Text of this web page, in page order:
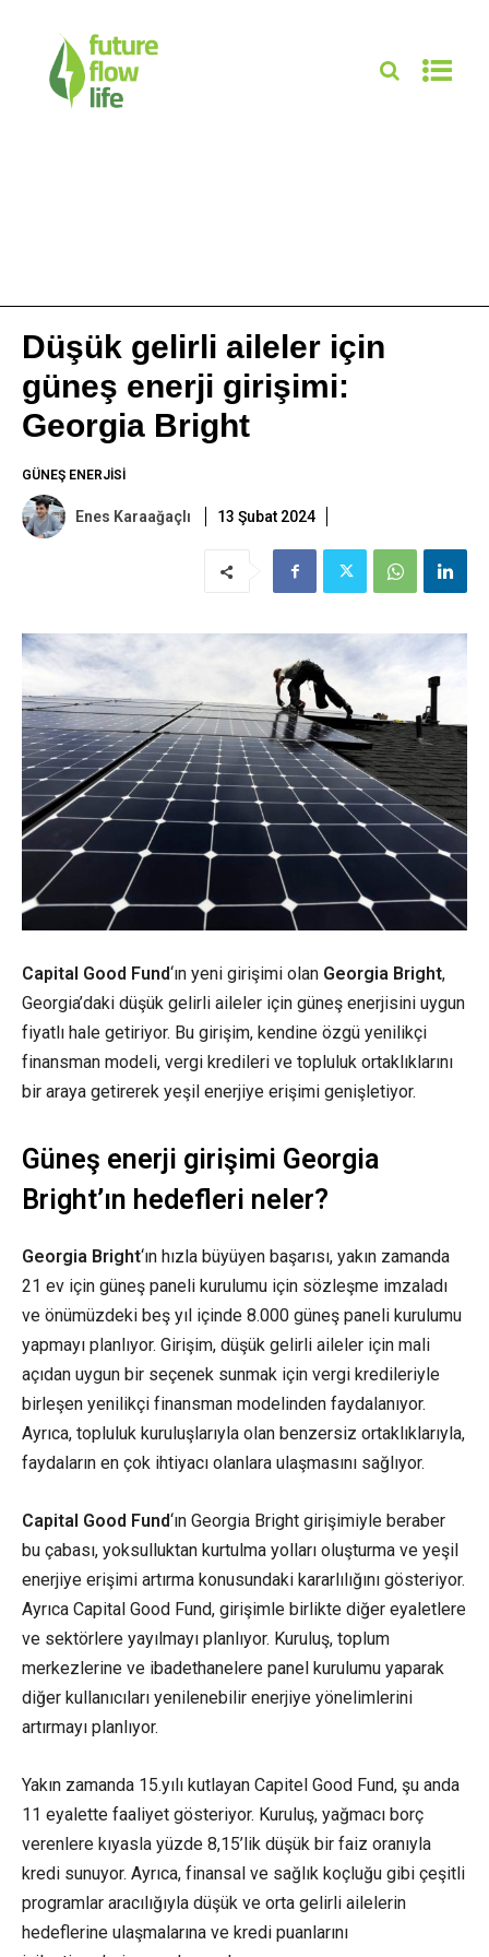
Düşük gelirli aileler için
güneş enerji girişimi:
Georgia Bright
GÜNEŞ ENERJISI
Enes Karaağaçlı 13 Şubat 2024
Capital Good Fund‘ın yeni girişimi olan Georgia Bright,
Georgia’daki düşük gelirli aileler için güneş enerjisini uygun
fiyatlı hale getiriyor. Bu girişim, kendine özgü yenilikçi
finansman modeli, vergi kredileri ve topluluk ortaklıklarını
bir araya getirerek yeşil enerjiye erişimi genişletiyor.
Güneş enerji girişimi Georgia
Bright’ın hedefleri neler?
Georgia Bright‘ın hızla büyüyen başarısı, yakın zamanda
21 ev için güneş paneli kurulumu için sözleşme imzaladı
ve önümüzdeki beş yıl içinde 8.000 güneş paneli kurulumu
yapmayı planlıyor. Girişim, düşük gelirli aileler için mali
açıdan uygun bir seçenek sunmak için vergi kredileriyle
birleşen yenilikçi finansman modelinden faydalanıyor.
Ayrıca, topluluk kuruluşlarıyla olan benzersiz ortaklıklarıyla,
faydaların en çok ihtiyacı olanlara ulaşmasını sağlıyor.
Capital Good Fund‘ın Georgia Bright girişimiyle beraber
bu çabası, yoksulluktan kurtulma yolları oluşturma ve yeşil
enerjiye erişimi artırma konusundaki kararlılığını gösteriyor.
Ayrıca Capital Good Fund, girişimle birlikte diğer eyaletlere
ve sektörlere yayılmayı planlıyor. Kuruluş, toplum
merkezlerine ve ibadethanelere panel kurulumu yaparak
diğer kullanıcıları yenilenebilir enerjiye yönelimlerini
artırmayı planlıyor.
Yakın zamanda 15.yılı kutlayan Capitel Good Fund, şu anda
11 eyalette faaliyet gösteriyor. Kuruluş, yağmacı borç
verenlere kıyasla yüzde 8,15’lik düşük bir faiz oranıyla
kredi sunuyor. Ayrıca, finansal ve sağlık koçluğu gibi çeşitli
programlar aracılığıyla düşük ve orta gelirli ailelerin
hedeflerine ulaşmalarına ve kredi puanlarını